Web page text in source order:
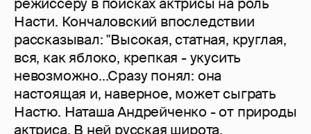
режиссеру в поисках актрисы на роль
Насти. Кончаловский впоследствии
рассказывал: "Высокая, статная, круглая,
вся, как яблоко, крепкая - укусить
невозможно...Сразу понял: она
настоящая и, наверное, может сыграть
Настю. Наташа Андрейченко - от природы
актриса. В ней русская широта,